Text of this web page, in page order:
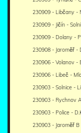
230909 - Libčany -
230909 - Jičín -
230909 - Dolany -
230908 - Jaroměř -
230906 - Volanov -
230906 - Libeč -
230903 - Solnice -
230903 - Rychnov
230903 - Police -
230903 - Jaroměř